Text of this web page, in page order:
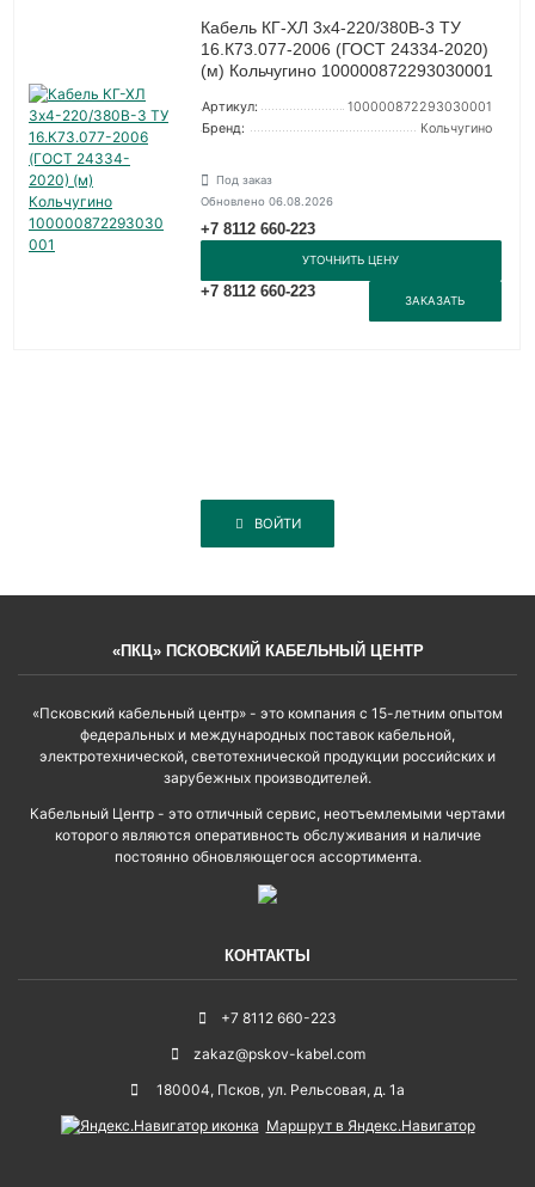
Кабель КГ-ХЛ 3х4-220/380В-3 ТУ
16.К73.077-2006 (ГОСТ 24334-2020)
(м) Кольчугино 100000872293030001
Артикул:
100000872293030001
Бренд:
Кольчугино
Под заказ
Обновлено 06.08.2026
+7 8112 660-223
УТОЧНИТЬ ЦЕНУ
+7 8112 660-223
ЗАКАЗАТЬ
ВОЙТИ
«ПКЦ» ПСКОВСКИЙ КАБЕЛЬНЫЙ ЦЕНТР
«Псковский кабельный центр» - это компания с 15-летним опытом
федеральных и международных поставок кабельной,
электротехнической, светотехнической продукции российских и
зарубежных производителей.
Кабельный Центр - это отличный сервис, неотъемлемыми чертами
которого являются оперативность обслуживания и наличие
постоянно обновляющегося ассортимента.
КОНТАКТЫ
+7 8112 660-223
zakaz@pskov-kabel.com
180004, Псков, ул. Рельсовая, д. 1а
Маршрут в Яндекс.Навигатор